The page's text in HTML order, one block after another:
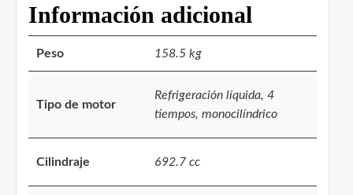
Información adicional
Peso 158.5 kg
Tipo de motor
Refrigeración líquida, 4
tiempos, monocilíndrico
Cilindraje 692.7 cc